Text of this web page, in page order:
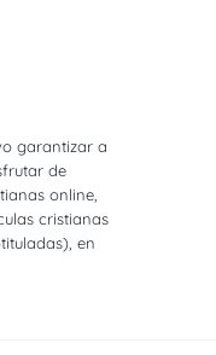
garantizar a
de
online,
cristianas
en